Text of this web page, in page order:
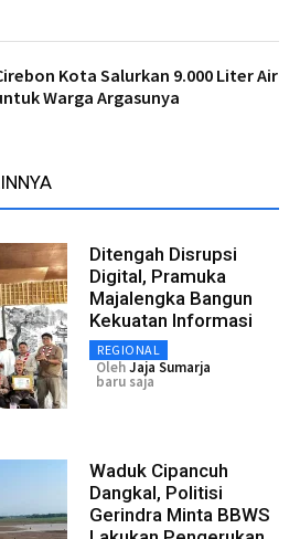
Kota Salurkan 9.000 Liter Air
Warga Argasunya
Ditengah Disrupsi
Digital, Pramuka
Majalengka Bangun
Kekuatan Informasi
REGIONAL
OlehJaja Sumarja
baru saja
Waduk Cipancuh
Dangkal, Politisi
Gerindra Minta BBWS